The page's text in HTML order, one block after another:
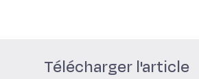
Télécharger l'article